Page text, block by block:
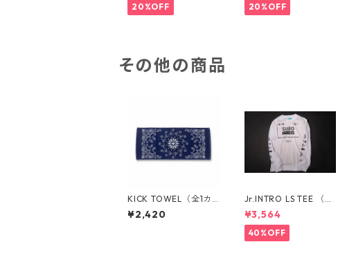
20%OFF 20%OFF
その他の商品
KICK TOWEL（全1カ
ラー）1825301038
¥2,420
Jr.INTRO LS TEE （全
4カラー）16702040
29
¥3,564
40%OFF